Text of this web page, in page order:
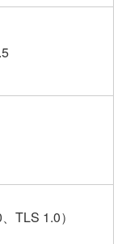
TLS 1.0）